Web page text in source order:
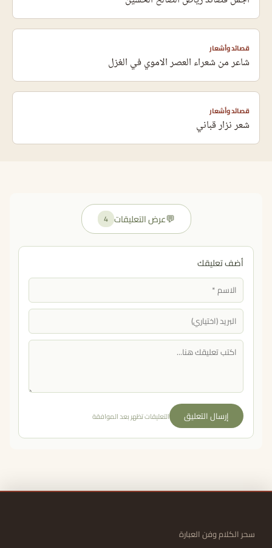
قصائد وأشعار
شاعر من شعراء العصر الاموي في الغزل
قصائد وأشعار
شعر نزار قباني
💬عرض التعليقات 4
أضف تعليقك
إرسال التعليق التعليقات تظهر بعد الموافقة
سحر الكلام وفن العبارة